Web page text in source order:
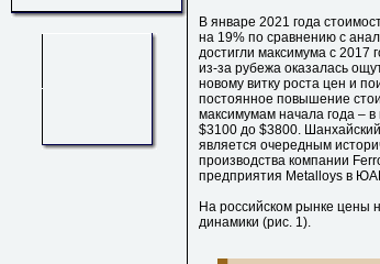
В январе 2021 года
на 19% по сравнению с
достигли максимума с 2017
из-за рубежа оказалась
новому витку роста цен и
постоянное повышение
максимумам начала года –
$3100 до $3800.
является очередным
производства компании
предприятия Metalloys в
На российском рынке цены
динамики (рис. 1).